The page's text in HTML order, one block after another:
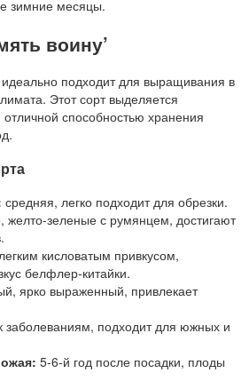
зимние месяцы.
воину’
идеально подходит для выращивания в
Этот сорт выделяется
способностью хранения
средняя, легко подходит для обрезки.
желто-зеленые с румянцем, достигают
кисловатым привкусом,
белфлер-китайки.
ярко выраженный, привлекает
заболеваниям, подходит для южных и
5-6-й год после посадки, плоды